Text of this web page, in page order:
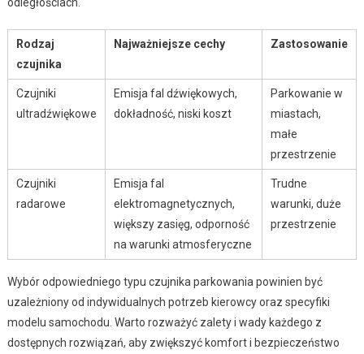
Rodzaj
czujnika
Najważniejsze cechy Zastosowanie
Czujniki
ultradźwiękowe
Emisja fal dźwiękowych,
dokładność, niski koszt
Parkowanie w
miastach,
małe
przestrzenie
Czujniki
radarowe
Emisja fal
elektromagnetycznych,
większy zasięg, odporność
na warunki atmosferyczne
Trudne
warunki, duże
przestrzenie
Wybór odpowiedniego typu czujnika parkowania powinien być
uzależniony od indywidualnych potrzeb kierowcy oraz specyfiki
modelu samochodu. Warto rozważyć zalety i wady każdego z
dostępnych rozwiązań, aby zwiększyć komfort i bezpieczeństwo